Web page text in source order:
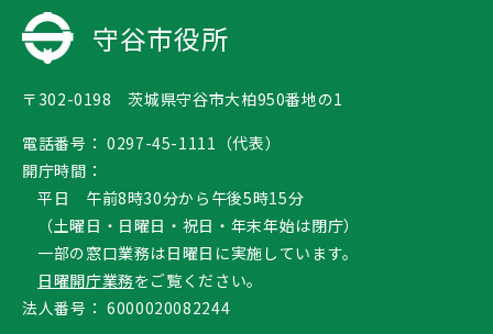
守谷市役所
〒302-0198 茨城県守谷市大柏950番地の1
電話番号： 0297-45-1111（代表）
開庁時間：
平日 午前8時30分から午後5時15分
（土曜日・日曜日・祝日・年末年始は閉庁）
一部の窓口業務は日曜日に実施しています。
日曜開庁業務をご覧ください。
法人番号： 6000020082244